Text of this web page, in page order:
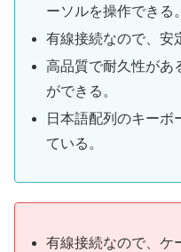
ーソルを操作できる。
有線接続なので、安
高品質で耐久性があ
ができる。
日本語配列のキーボ
ている。
有線接続なので、ケ